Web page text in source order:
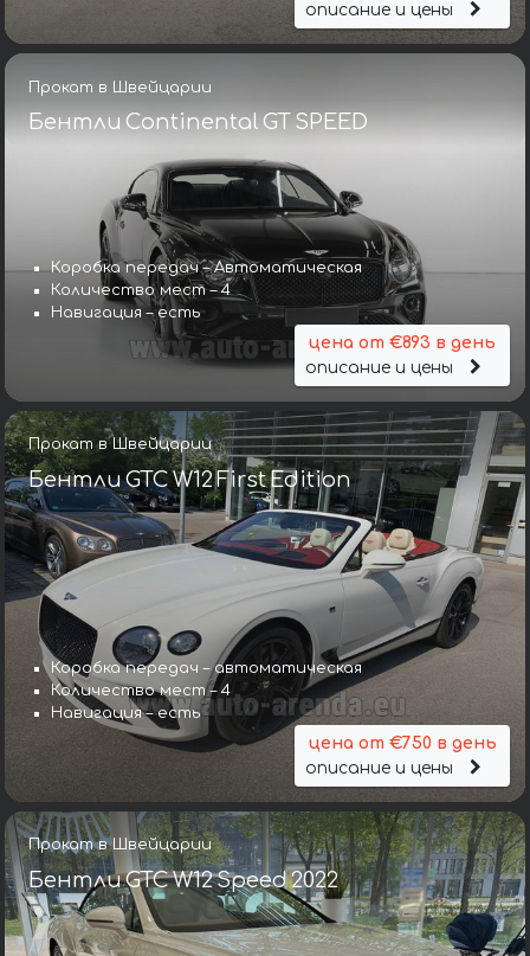
описание и цены
Прокат в Швейцарии
Бентли Continental GT SPEED
Коробка передач – Автоматическая
Количество мест – 4
Навигация – есть
цена от €893 в день
описание и цены
Прокат в Швейцарии
Бентли GTC W12 First Edition
Коробка передач – автоматическая
Количество мест – 4
Навигация – есть
цена от €750 в день
описание и цены
Прокат в Швейцарии
Бентли GTC W12 Speed 2022